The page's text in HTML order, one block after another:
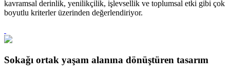
kavramsal derinlik, yenilikçilik, işlevsellik ve toplumsal etki gibi çok
boyutlu kriterler üzerinden değerlendiriyor.
Sokağı ortak yaşam alanına dönüştüren tasarım